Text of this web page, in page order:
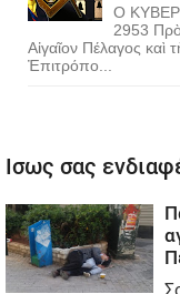
Ο
2953
Αἰγαῖον Πέλαγος
Ἐπιτρόπο...